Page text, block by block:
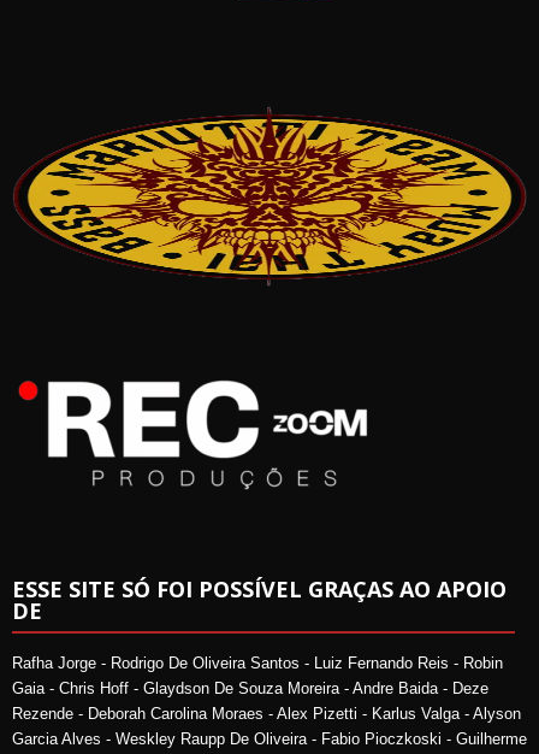
ESSE SITE SÓ FOI POSSÍVEL GRAÇAS AO APOIO
DE
Rafha Jorge - Rodrigo De Oliveira Santos - Luiz Fernando Reis - Robin
Gaia - Chris Hoff - Glaydson De Souza Moreira - Andre Baida - Deze
Rezende - Deborah Carolina Moraes - Alex Pizetti - Karlus Valga - Alyson
Garcia Alves - Weskley Raupp De Oliveira - Fabio Pioczkoski - Guilherme